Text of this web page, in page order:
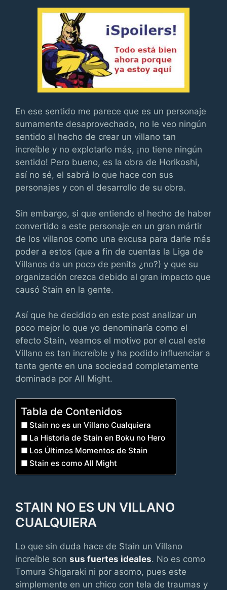
En ese sentido me parece que es un personaje
sumamente desaprovechado, no le veo ningún
sentido al hecho de crear un villano tan
increíble y no explotarlo más, ¡no tiene ningún
sentido! Pero bueno, es la obra de Horikoshi,
así no sé, el sabrá lo que hace con sus
personajes y con el desarrollo de su obra.
Sin embargo, si que entiendo el hecho de haber
convertido a este personaje en un gran mártir
de los villanos como una excusa para darle más
poder a estos (que a fin de cuentas la Liga de
Villanos da un poco de penita ¿no?) y que su
organización crezca debido al gran impacto que
causó Stain en la gente.
Así que he decidido en este post analizar un
poco mejor lo que yo denominaría como el
efecto Stain, veamos el motivo por el cual este
Villano es tan increíble y ha podido influenciar a
tanta gente en una sociedad completamente
dominada por All Might.
Tabla de Contenidos
Stain no es un Villano Cualquiera
La Historia de Stain en Boku no Hero
Los Últimos Momentos de Stain
Stain es como All Might
STAIN NO ES UN VILLANO
CUALQUIERA
Lo que sin duda hace de Stain un Villano
increíble son sus fuertes ideales. No es como
Tomura Shigaraki ni por asomo, pues este
simplemente en un chico con tela de traumas y